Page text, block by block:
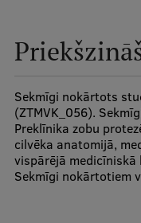
Studiju un vides
Suvenīri un
Mūžizglītība
Sekmīgi nokārtots
(ZTMVK_056).
Preklīnika zobu
cilvēka anatomijā,
vispārējā
Sekmīgi nokārtotiem